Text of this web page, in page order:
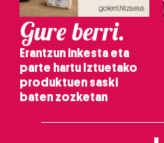
Gure berri.
Erantzun inkesta eta
parte hartu Iztuetako
produktuen saski
baten zozketan